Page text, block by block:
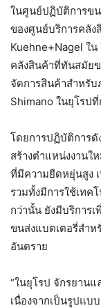
ในศูนย์ปฏิบัติการขน
ของศูนย์บริการคลั
Kuehne+Nagel ใ
คลังสินค้าที่ทันสมัยข
จัดการสินค้าสำหรั
Shimano ในยุโรปที่
โดยการปฏิบัติการดั
สร้างตำแหน่งงานใ
ที่มีความยืดหยุ่นสูง
รวมทั้งมีการใช้เทค
กว่านั้น ยังมีบริการ
ขนส่งแบตเตอรี่สำ
อันตราย
“ในยุโรป จักรยาน
เนื่องจากเป็นรูปแบ